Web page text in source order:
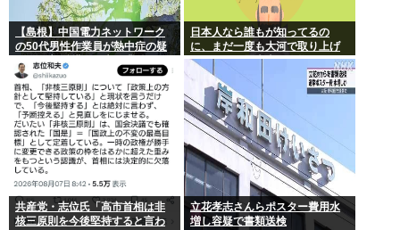
【島根】中国電力ネットワーク
の50代男性作業員が熱中症の疑
いで死亡 鉄塔の保守作業後に倒
れる 邑南町
日本人なら誰もが知ってるの
に、まだ一度も大河で取り上げ
られてない歴史上の人物
共産党・志位氏「高市首相は非
核三原則を今後堅持すると言わ
立花孝志さんらポスター費用水
増し容疑で書類送検